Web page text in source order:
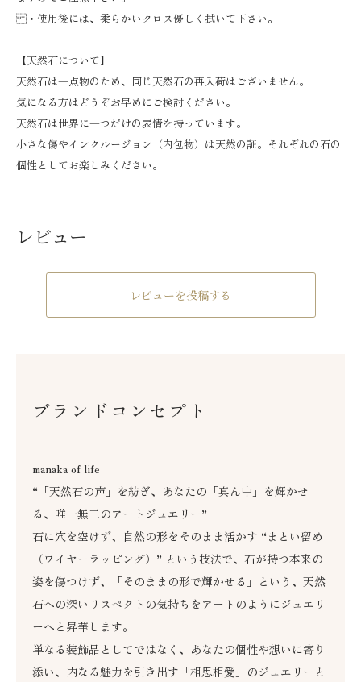
・使用後には、柔らかいクロス優しく拭いて下さい。
【天然石について】
天然石は一点物のため、同じ天然石の再入荷はございません。
気になる方はどうぞお早めにご検討ください。
天然石は世界に一つだけの表情を持っています。
小さな傷やインクルージョン（内包物）は天然の証。それぞれの石の
個性としてお楽しみください。
レビュー
レビューを投稿する
ブランドコンセプト
manaka of life
“「天然石の声」を紡ぎ、あなたの「真ん中」を輝かせ
る、唯一無二のアートジュエリー”
石に穴を空けず、自然の形をそのまま活かす “まとい留め
（ワイヤーラッピング）” という技法で、石が持つ本来の
姿を傷つけず、「そのままの形で輝かせる」という、天然
石への深いリスペクトの気持ちをアートのようにジュエリ
ーへと昇華します。
単なる装飾品としてではなく、あなたの個性や想いに寄り
添い、内なる魅力を引き出す「相思相愛」のジュエリーと